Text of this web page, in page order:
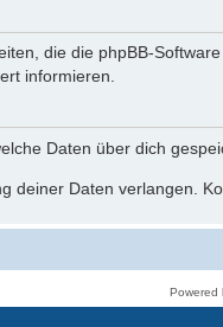
die die phpBB-
informieren.
Daten über dich
deiner Daten verlangen.
Powered